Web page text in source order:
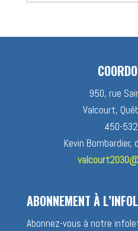
950, rue
Valcourt,
450-
Kevin Bombardier,
ABONNEMENT À
Abonnez-vous à notre